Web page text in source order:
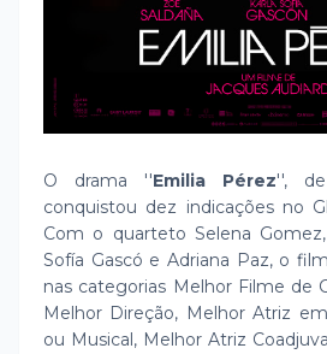
O drama ''Emilia Pérez'', de
conquistou dez indicações no
Com o quarteto Selena
Sofía Gascó e Adriana Paz, o
nas categorias Melhor Filme de
Melhor Direção, Melhor Atriz
ou Musical, Melhor Atriz